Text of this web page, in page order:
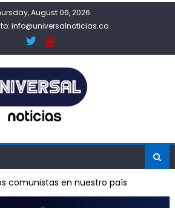
August 06, 2026
info@universalnoticias.co
comunistas en nuestro país